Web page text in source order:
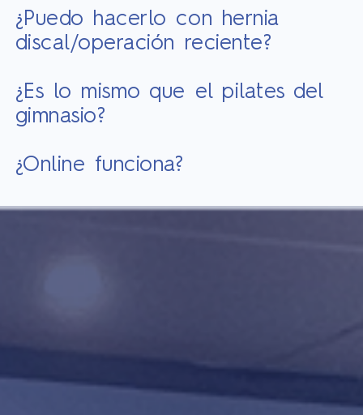
¿Puedo hacerlo con hernia
discal/operación reciente?
¿Es lo mismo que el pilates del
gimnasio?
¿Online funciona?